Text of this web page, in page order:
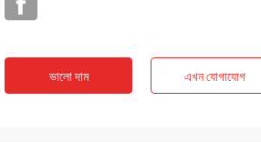
ভালো দাম এখন যোগাযোগ